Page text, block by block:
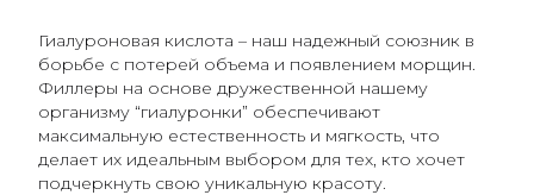
Гиалуроновая кислота – наш надежный союзник в
борьбе с потерей объема и появлением морщин.
Филлеры на основе дружественной нашему
организму “гиалуронки” обеспечивают
максимальную естественность и мягкость, что
делает их идеальным выбором для тех, кто хочет
подчеркнуть свою уникальную красоту.